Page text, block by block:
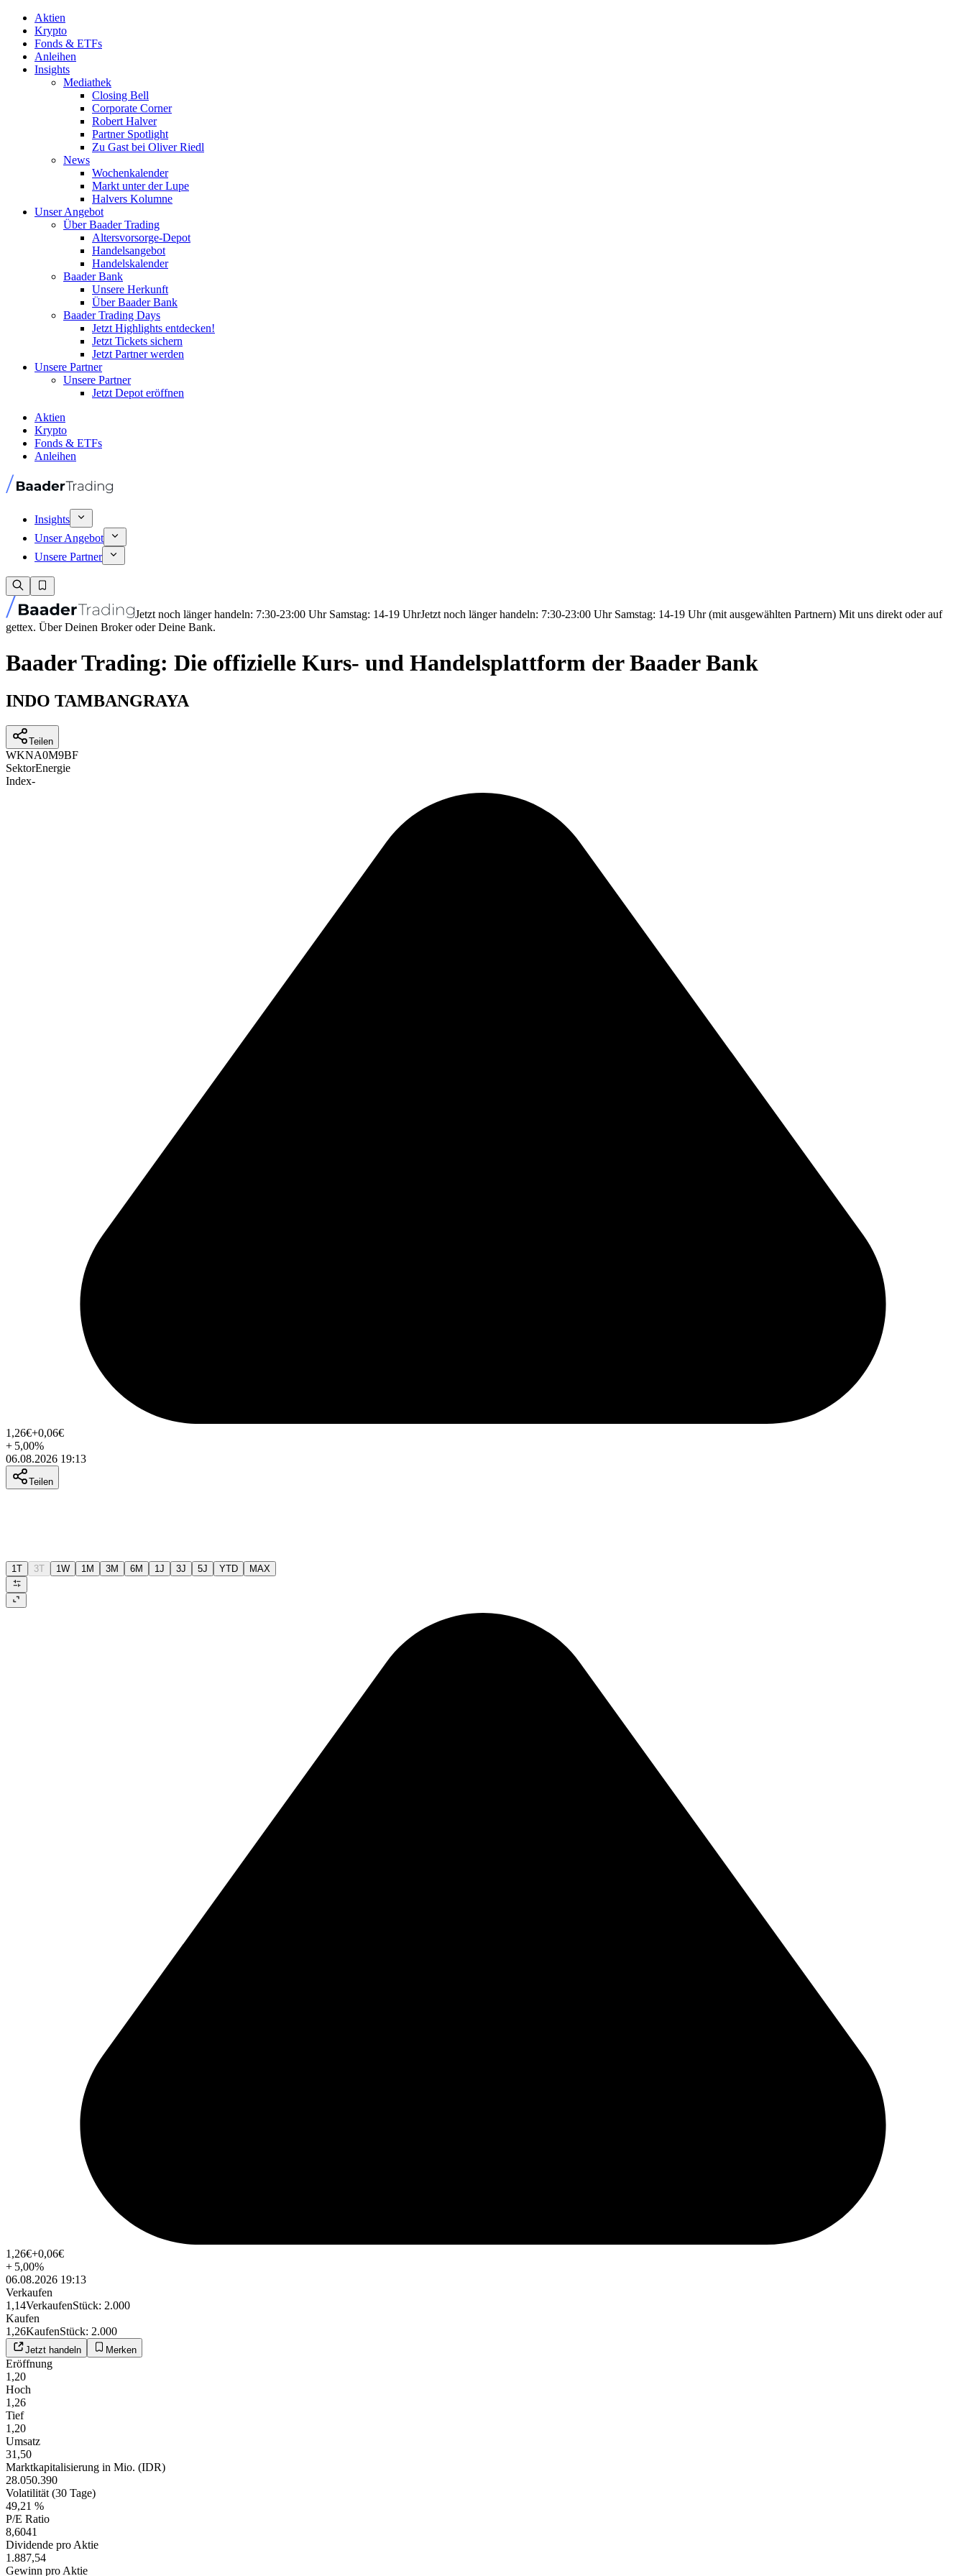
Aktien
Krypto
Fonds & ETFs
Anleihen
Insights
Mediathek
Closing Bell
Corporate Corner
Robert Halver
Partner Spotlight
Zu Gast bei Oliver Riedl
News
Wochenkalender
Markt unter der Lupe
Halvers Kolumne
Unser Angebot
Über Baader Trading
Altersvorsorge-Depot
Handelsangebot
Handelskalender
Baader Bank
Unsere Herkunft
Über Baader Bank
Baader Trading Days
Jetzt Highlights entdecken!
Jetzt Tickets sichern
Jetzt Partner werden
Unsere Partner
Unsere Partner
Jetzt Depot eröffnen
Aktien
Krypto
Fonds & ETFs
Anleihen
Insights
Unser Angebot
Unsere Partner
Jetzt noch länger handeln: 7:30-23:00 Uhr Samstag: 14-19 UhrJetzt noch länger handeln: 7:30-23:00 Uhr Samstag: 14-19 Uhr (mit ausgewählten Partnern) Mit uns direkt oder auf
gettex. Über Deinen Broker oder Deine Bank.
Baader Trading: Die offizielle Kurs- und Handelsplattform der Baader Bank
INDO TAMBANGRAYA
Teilen
WKNA0M9BF
SektorEnergie
Index-
1,26€+0,06€
+ 5,00%
06.08.2026 19:13
Teilen
1T 3T 1W 1M 3M 6M 1J 3J 5J YTD MAX
1,26€+0,06€
+ 5,00%
06.08.2026 19:13
Verkaufen
1,14VerkaufenStück: 2.000
Kaufen
1,26KaufenStück: 2.000
Jetzt handeln Merken
Eröffnung
1,20
Hoch
1,26
Tief
1,20
Umsatz
31,50
Marktkapitalisierung in Mio. (IDR)
28.050.390
Volatilität (30 Tage)
49,21 %
P/E Ratio
8,6041
Dividende pro Aktie
1.887,54
Gewinn pro Aktie